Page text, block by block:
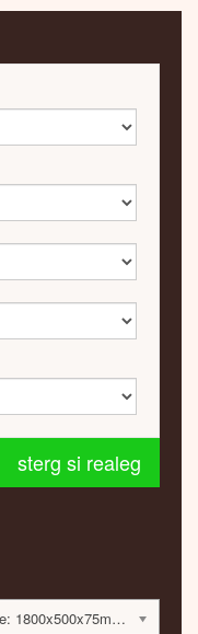
sterg si realeg
Tip: electric, cu termostat ; Dimensiune: 1800x500x75mm; 600 Watt; 17224 lei